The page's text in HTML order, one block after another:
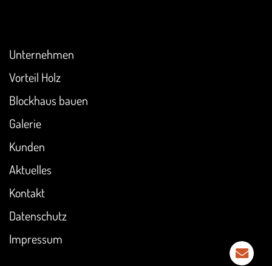
Unternehmen
Vorteil Holz
Blockhaus bauen
Galerie
Kunden
Aktuelles
Kontakt
Datenschutz
Impressum